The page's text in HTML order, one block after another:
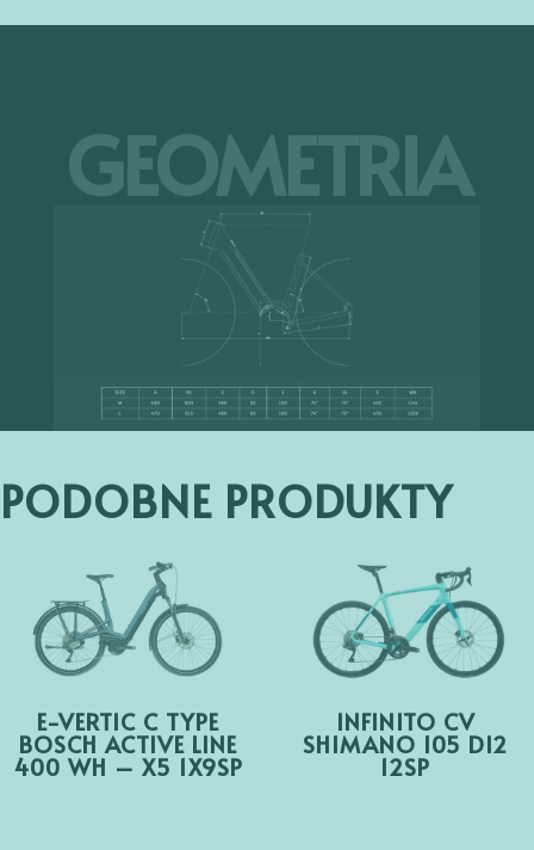
GEOMETRIA
PODOBNE PRODUKTY
E-VERTIC C TYPE
BOSCH ACTIVE LINE
400 WH – X5 1X9SP
INFINITO CV
SHIMANO 105 DI2
12SP